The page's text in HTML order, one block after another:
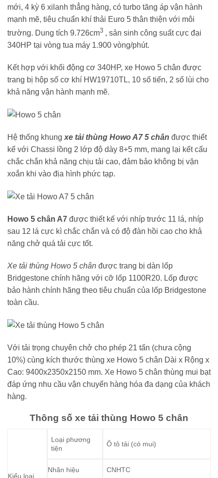
mới, 4 kỳ 6 xilanh thẳng hàng, có turbo tăng áp vận hành
mạnh mẽ, tiêu chuẩn khí thải Euro 5 thân thiện với môi
trường. Dung tích 9.726cm3 , sản sinh công suất cực đại
340HP tại vòng tua máy 1.900 vòng/phút.
Kết hợp với khối động cơ 340HP, xe Howo 5 chân được
trang bị hộp số cơ khí HW19710TL, 10 số tiến, 2 số lùi cho
khả năng vận hành mạnh mẽ.
Hệ thống khung xe tải thùng Howo A7 5 chân được thiết
kế với Chassi lồng 2 lớp độ dày 8+5 mm, mang lại kết cấu
chắc chắn khả năng chịu tải cao, đảm bảo không bị vặn
xoắn khi vào địa hình phức tạp.
Howo 5 chân A7 được thiết kế với nhíp trước 11 lá, nhíp
sau 12 lá cực kì chắc chắn và có độ đàn hồi cao cho khả
năng chở quá tải cực tốt.
Xe tải thùng Howo 5 chân được trang bị dàn lốp
Bridgestone chính hãng với cỡ lốp 1100R20. Lốp được
bảo hành chính hãng theo tiêu chuẩn của lốp Bridgestone
toàn cầu.
Với tải trọng chuyên chở cho phép 21 tấn (chưa cộng
10%) cùng kích thước thùng xe Howo 5 chân Dài x Rộng x
Cao: 9400x2350x2150 mm. Xe Howo 5 chân thùng mui bạt
đáp ứng nhu cầu vận chuyển hàng hóa đa dạng của khách
hàng.
Thông số xe tải thùng Howo 5 chân
Kiểu loại
Loại phương
tiện
Ô tô tải (có mui)
Nhãn hiệu CNHTC